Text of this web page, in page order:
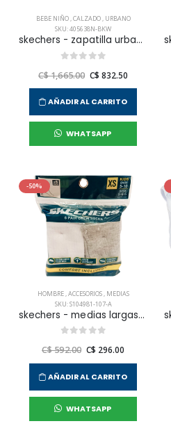
BEBE NIÑO,CALZADO, URBANO
SKU: 405638N-BKW
skechers - zapatilla urbana quick street para niño infante
C$ 1,665.00 C$ 832.50
AÑADIR AL CARRITO
WHATSAPP
-50%
HOMBRE,ACCESORIOS, MEDIAS
SKU: S104981-107-A
skechers - medias largas 6pk 1/2 terry crew unisex
C$ 592.00 C$ 296.00
AÑADIR AL CARRITO
WHATSAPP